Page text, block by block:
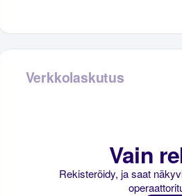
Verkkolaskutus
Vain
Rekisteröidy, ja saat